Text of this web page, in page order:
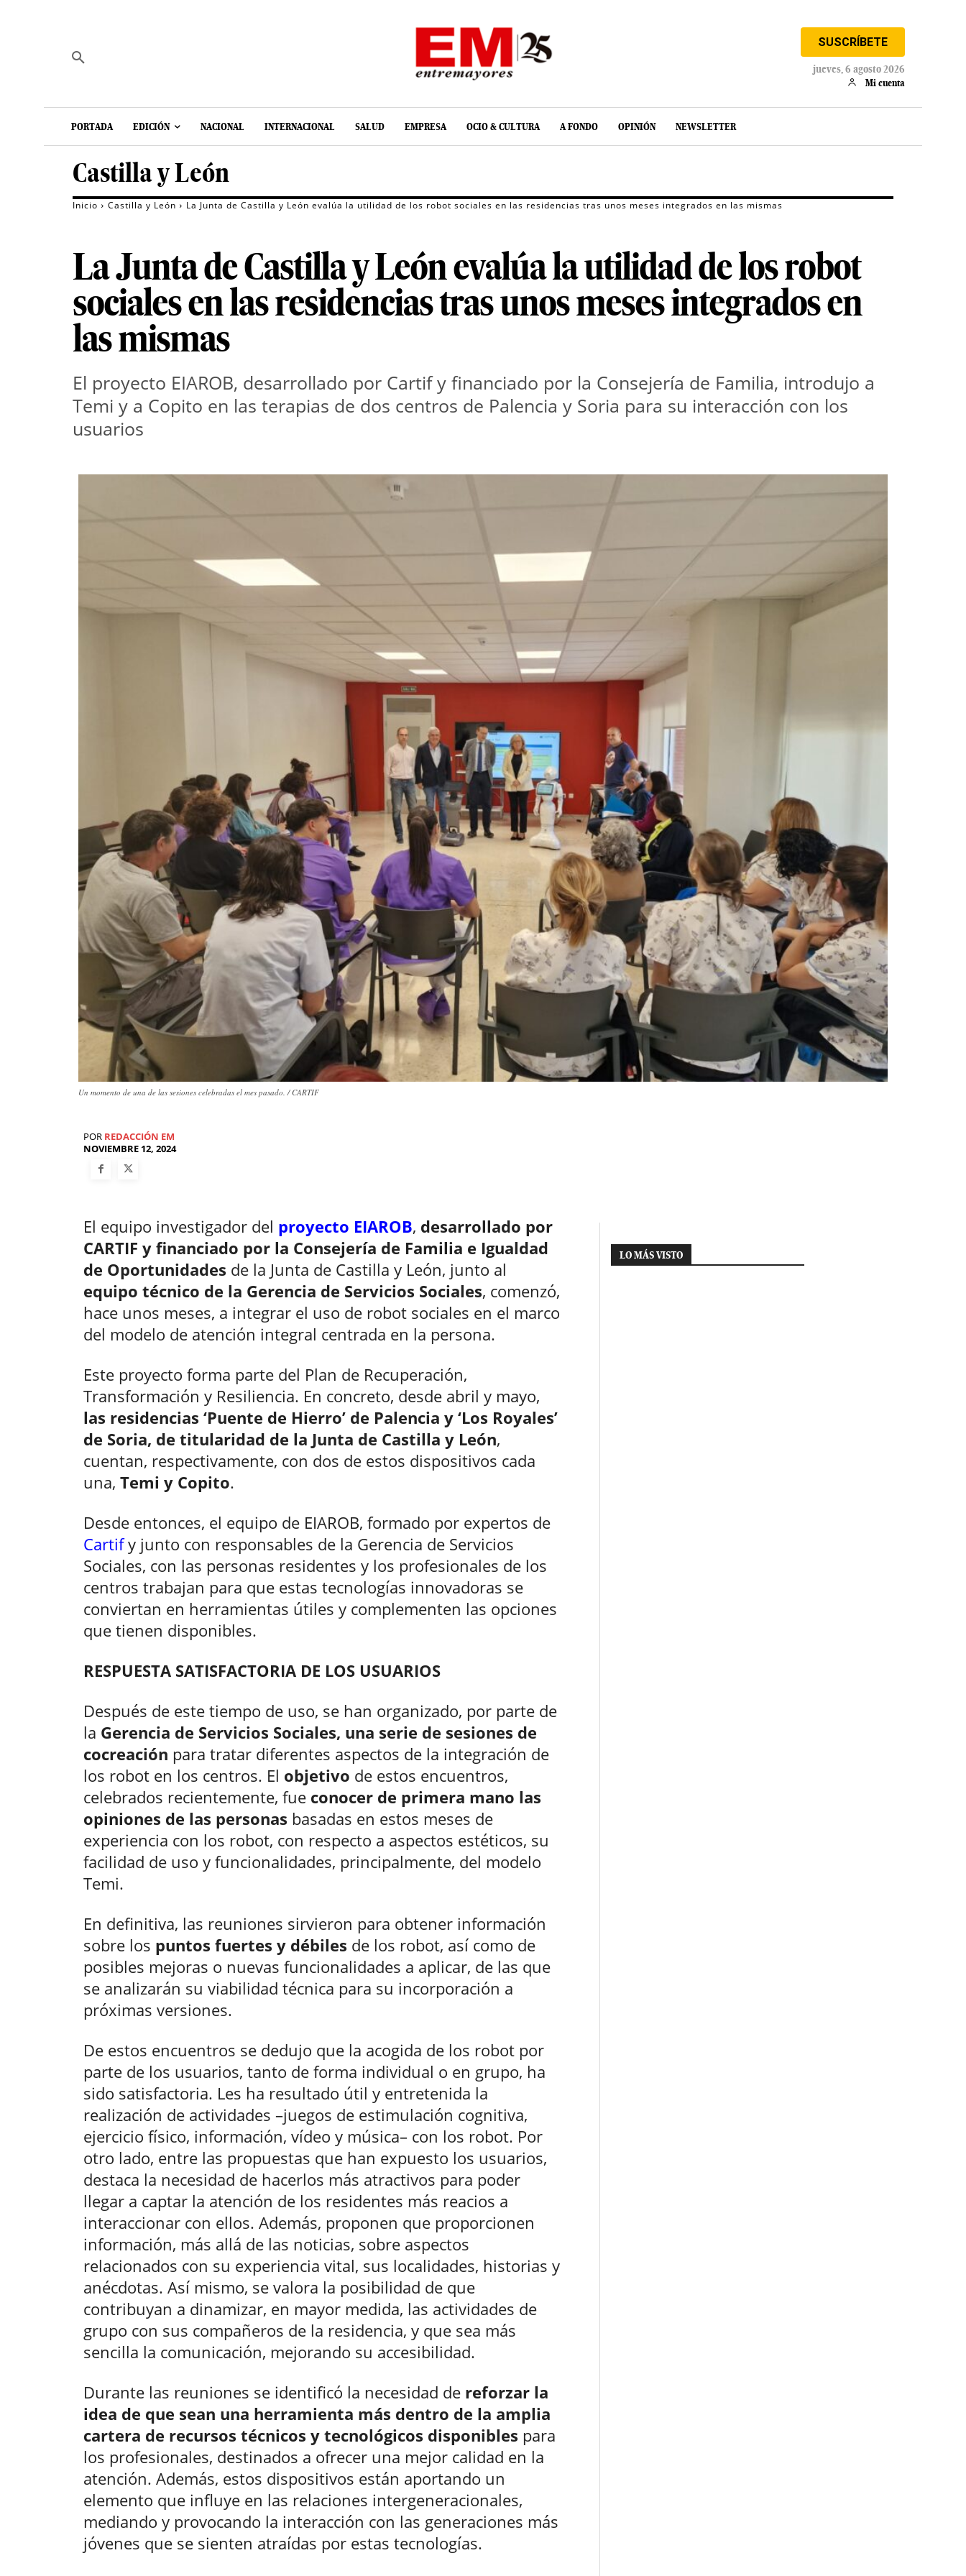
SUSCRÍBETE
jueves, 6 agosto 2026
Mi cuenta
PORTADA EDICIÓN NACIONAL INTERNACIONAL SALUD EMPRESA OCIO & CULTURA A FONDO OPINIÓN NEWSLETTER
Castilla y León
Inicio Castilla y León La Junta de Castilla y León evalúa la utilidad de los robot sociales en las residencias tras unos meses integrados en las mismas
La Junta de Castilla y León evalúa la utilidad de los robot
sociales en las residencias tras unos meses integrados en
las mismas
El proyecto EIAROB, desarrollado por Cartif y financiado por la Consejería de Familia, introdujo a
Temi y a Copito en las terapias de dos centros de Palencia y Soria para su interacción con los
usuarios
Un momento de una de las sesiones celebradas el mes pasado. / CARTIF
POR REDACCIÓN EM
NOVIEMBRE 12, 2024
El equipo investigador del proyecto EIAROB, desarrollado por
CARTIF y financiado por la Consejería de Familia e Igualdad
de Oportunidades de la Junta de Castilla y León, junto al
equipo técnico de la Gerencia de Servicios Sociales, comenzó,
hace unos meses, a integrar el uso de robot sociales en el marco
del modelo de atención integral centrada en la persona.
Este proyecto forma parte del Plan de Recuperación,
Transformación y Resiliencia. En concreto, desde abril y mayo,
las residencias ‘Puente de Hierro’ de Palencia y ‘Los Royales’
de Soria, de titularidad de la Junta de Castilla y León,
cuentan, respectivamente, con dos de estos dispositivos cada
una, Temi y Copito.
Desde entonces, el equipo de EIAROB, formado por expertos de
Cartify junto con responsables de la Gerencia de Servicios
Sociales, con las personas residentes y los profesionales de los
centros trabajan para que estas tecnologías innovadoras se
conviertan en herramientas útiles y complementen las opciones
que tienen disponibles.
RESPUESTA SATISFACTORIA DE LOS USUARIOS
Después de este tiempo de uso, se han organizado, por parte de
la Gerencia de Servicios Sociales, una serie de sesiones de
cocreación para tratar diferentes aspectos de la integración de
los robot en los centros. El objetivo de estos encuentros,
celebrados recientemente, fue conocer de primera mano las
opiniones de las personas basadas en estos meses de
experiencia con los robot, con respecto a aspectos estéticos, su
facilidad de uso y funcionalidades, principalmente, del modelo
Temi.
En definitiva, las reuniones sirvieron para obtener información
sobre los puntos fuertes y débiles de los robot, así como de
posibles mejoras o nuevas funcionalidades a aplicar, de las que
se analizarán su viabilidad técnica para su incorporación a
próximas versiones.
De estos encuentros se dedujo que la acogida de los robot por
parte de los usuarios, tanto de forma individual o en grupo, ha
sido satisfactoria. Les ha resultado útil y entretenida la
realización de actividades –juegos de estimulación cognitiva,
ejercicio físico, información, vídeo y música– con los robot. Por
otro lado, entre las propuestas que han expuesto los usuarios,
destaca la necesidad de hacerlos más atractivos para poder
llegar a captar la atención de los residentes más reacios a
interaccionar con ellos. Además, proponen que proporcionen
información, más allá de las noticias, sobre aspectos
relacionados con su experiencia vital, sus localidades, historias y
anécdotas. Así mismo, se valora la posibilidad de que
contribuyan a dinamizar, en mayor medida, las actividades de
grupo con sus compañeros de la residencia, y que sea más
sencilla la comunicación, mejorando su accesibilidad.
Durante las reuniones se identificó la necesidad de reforzar la
idea de que sean una herramienta más dentro de la amplia
cartera de recursos técnicos y tecnológicos disponibles para
los profesionales, destinados a ofrecer una mejor calidad en la
atención. Además, estos dispositivos están aportando un
elemento que influye en las relaciones intergeneracionales,
mediando y provocando la interacción con las generaciones más
jóvenes que se sienten atraídas por estas tecnologías.
LO MÁS VISTO